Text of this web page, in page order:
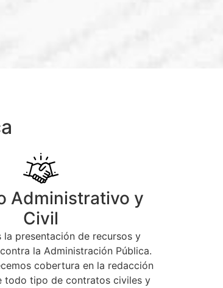
Administrativo y
Civil
la presentación de recursos y
la Administración Pública.
cobertura en la redacción
todo tipo de contratos civiles y